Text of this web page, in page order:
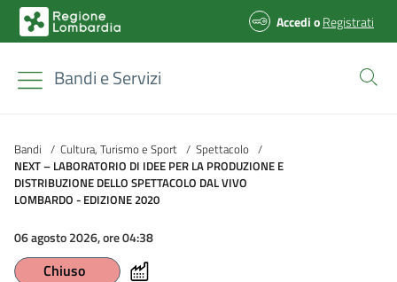
AccedioRegistrati
Bandi e Servizi
Bandi / Cultura, Turismo e Sport / Spettacolo /
NEXT – LABORATORIO DI IDEE PER LA PRODUZIONE E
DISTRIBUZIONE DELLO SPETTACOLO DAL VIVO
LOMBARDO - EDIZIONE 2020
06 agosto 2026, ore 04:38
Chiuso